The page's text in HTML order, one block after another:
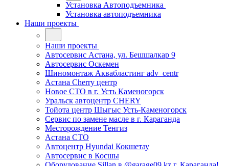
Установка Автоподъемника
Установка автоподъемника
Наши проекты
Наши проекты
Автосервис Астана, ул. Бешшалкар 9
Автосервис Оскемен
Шиномонтаж Аквабластинг adv_centr
Астана Cherry центр
Новое СТО в г. Усть Каменогорск
Уральск автоцентр CHERY
Тойота центр Шыгыс Усть-Каменогорск
Сервис по замене масле в г. Караганда
Месторождение Тенгиз
Астана СТО
Автоцентр Hyundai Кокшетау
Автосервис в Косшы